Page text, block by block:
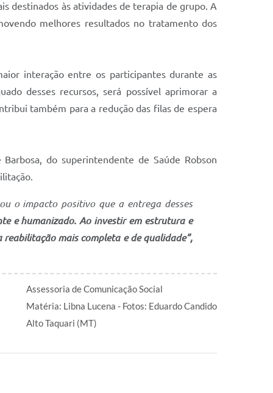
destinados às atividades de terapia de grupo. A
melhores resultados no tratamento dos
interação entre os participantes durante as
desses recursos, será possível aprimorar a
também para a redução das filas de espera
do superintendente de Saúde Robson
o impacto positivo que a entrega desses
e humanizado. Ao investir em estrutura e
mais completa e de qualidade”,
Assessoria de Comunicação Social
Matéria: Libna Lucena - Fotos: Eduardo Candido
Alto Taquari (MT)